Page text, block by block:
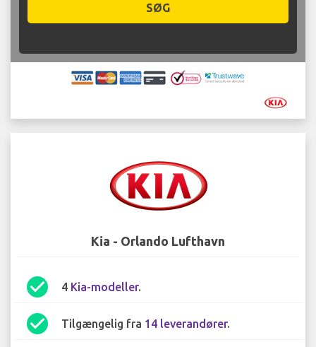
SØG
Kia - Orlando Lufthavn
check_circle 4 Kia-modeller.
check_circle Tilgængelig fra 14 leverandører.